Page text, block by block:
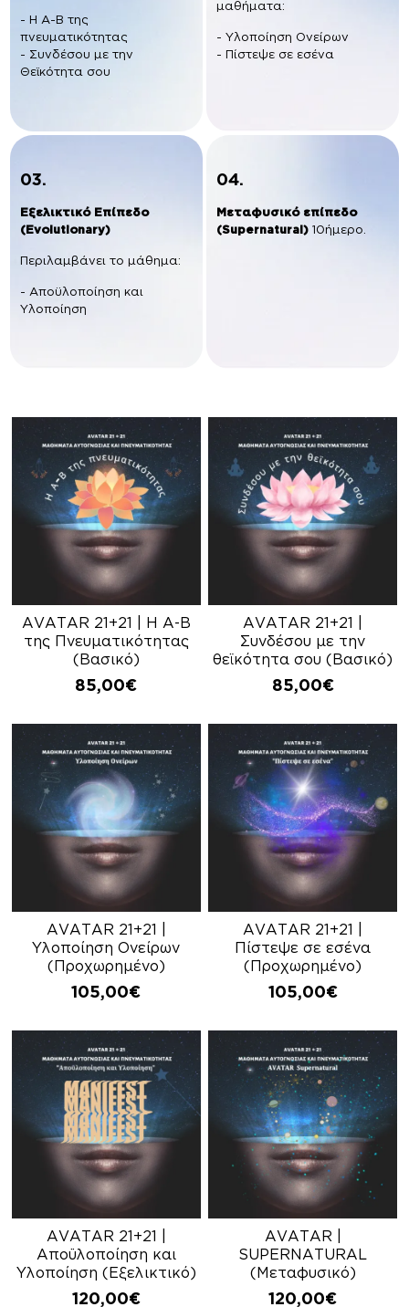
- Η Α-Β της
πνευματικότητας
- Συνδέσου με την
Θεϊκότητα σου
μαθήματα:
- Υλοποίηση Ονείρων
- Πίστεψε σε εσένα
03.
Εξελικτικό Επίπεδο
(Evolutionary)
Περιλαμβάνει το μάθημα:
- Αποϋλοποίηση και
Υλοποίηση
04.
Μεταφυσικό επίπεδο
(Supernatural)10ήμερο.
AVATAR 21+21 | Η Α-Β
της Πνευματικότητας
(Βασικό)
85,00€
AVATAR 21+21 |
Συνδέσου με την
θεϊκότητα σου (Βασικό)
85,00€
AVATAR 21+21 |
Υλοποίηση Ονείρων
(Προχωρημένο)
105,00€
AVATAR 21+21 |
Πίστεψε σε εσένα
(Προχωρημένο)
105,00€
AVATAR 21+21 |
Αποϋλοποίηση και
Υλοποίηση (Εξελικτικό)
120,00€
AVATAR |
SUPERNATURAL
(Μεταφυσικό)
120,00€